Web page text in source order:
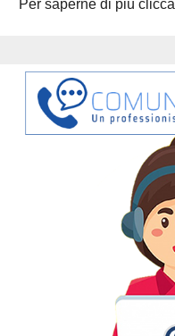
Per saperne di più clicca